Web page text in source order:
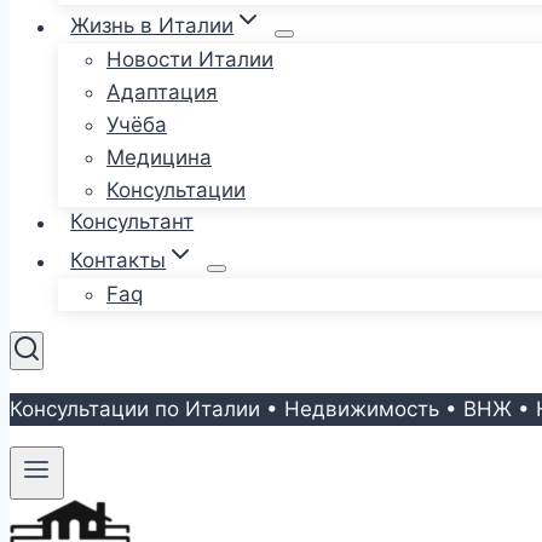
Жизнь в Италии
Новости Италии
Адаптация
Учёба
Медицина
Консультации
Консультант
Контакты
Faq
Консультации по Италии • Недвижимость • ВНЖ •